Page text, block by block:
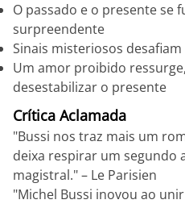
O passado e o presente se
surpreendente
Sinais misteriosos
Um amor proibido
desestabilizar o presente
Crítica Aclamada
"Bussi nos traz mais um
deixa respirar um segundo
magistral." – Le Parisien
"Michel Bussi inovou ao